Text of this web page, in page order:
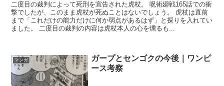
二度目の裁判によって死刑を宣告された虎杖。 呪術廻戦165話での衝
撃でしたが、このまま虎杖が死ぬことはないでしょう。 虎杖は直前
まで「これだけの能力だけに何か弱点があるはず」と探りを入れてい
ました。 二度目の裁判の内容は虎杖本人の心を燻るも...
マンガ
ガープとセンゴクの今後｜ワンピ
ース考察